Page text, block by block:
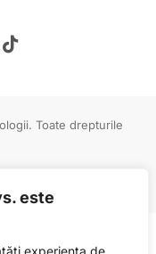
este
experiența de
. Toate drepturile